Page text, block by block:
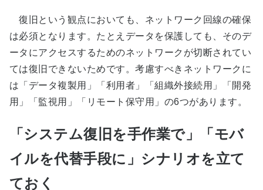
復旧という観点においても、ネットワーク回線の確保
は必須となります。たとえデータを保護しても、そのデ
ータにアクセスするためのネットワークが切断されてい
ては復旧できないためです。考慮すべきネットワークに
は「データ複製用」「利用者」「組織外接続用」「開発
用」「監視用」「リモート保守用」の6つがあります。
「システム復旧を手作業で」「モバ
イルを代替手段に」シナリオを立て
ておく